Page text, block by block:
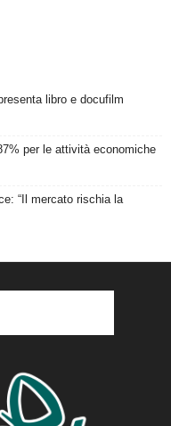
libro e docufilm
per le attività economiche
“Il mercato rischia la